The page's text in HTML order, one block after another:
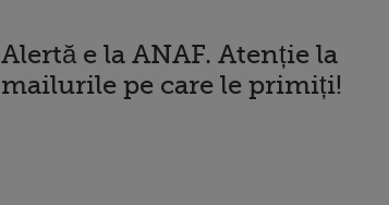
Alertă e la ANAF. Atenție la
mailurile pe care le primiți!